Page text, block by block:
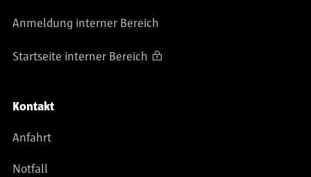
Anmeldung interner Bereich
Startseite interner Bereich
Kontakt
Anfahrt
Notfall